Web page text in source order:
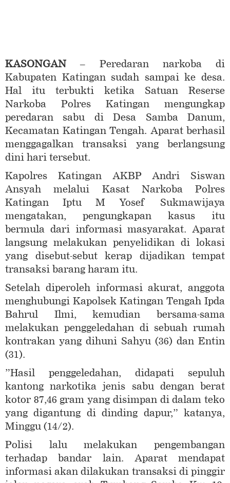
KASONGAN – Peredaran narkoba di
Kabupaten Katingan sudah sampai ke desa.
Hal itu terbukti ketika Satuan Reserse
Narkoba Polres Katingan mengungkap
peredaran sabu di Desa Samba Danum,
Kecamatan Katingan Tengah. Aparat berhasil
menggagalkan transaksi yang berlangsung
dini hari tersebut.
Kapolres Katingan AKBP Andri Siswan
Ansyah melalui Kasat Narkoba Polres
Katingan Iptu M Yosef Sukmawijaya
mengatakan, pengungkapan kasus itu
bermula dari informasi masyarakat. Aparat
langsung melakukan penyelidikan di lokasi
yang disebut-sebut kerap dijadikan tempat
transaksi barang haram itu.
Setelah diperoleh informasi akurat, anggota
menghubungi Kapolsek Katingan Tengah Ipda
Bahrul Ilmi, kemudian bersama-sama
melakukan penggeledahan di sebuah rumah
kontrakan yang dihuni Sahyu (36) dan Entin
(31).
”Hasil penggeledahan, didapati sepuluh
kantong narkotika jenis sabu dengan berat
kotor 87,46 gram yang disimpan di dalam teko
yang digantung di dinding dapur,” katanya,
Minggu (14/2).
Polisi lalu melakukan pengembangan
terhadap bandar lain. Aparat mendapat
informasi akan dilakukan transaksi di pinggir